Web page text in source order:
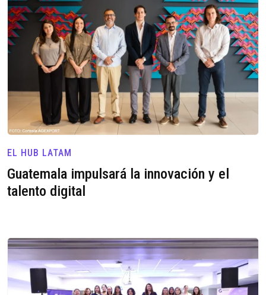
EL HUB LATAM
Guatemala impulsará la innovación y el
talento digital